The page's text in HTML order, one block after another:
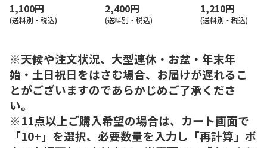
1,100円
(送料別・税込)
2,400円
(送料別・税込)
1,210円
(送料別・税込)
※天候や注文状況、大型連休・お盆・年末年
始・土日祝日をはさむ場合、お届けが遅れるこ
とがございますのであらかじめご了承くださ
い。
※11点以上ご購入希望の場合は、カート画面で
「10+」を選択、必要数量を入力し「再計算」ボ